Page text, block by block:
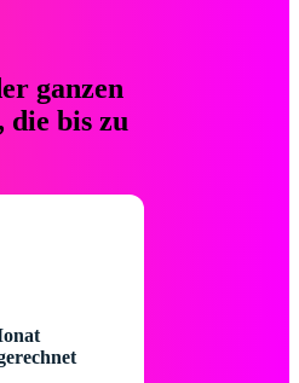
ganzen
bis zu